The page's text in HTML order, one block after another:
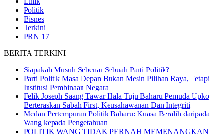
Politik
Bisnes
Terkini
PRN 17
BERITA TERKINI
Siapakah Musuh Sebenar Sebuah Parti Politik?
Parti Politik Masa Depan Bukan Mesin Pilihan Raya, Tetapi
Institusi Pembinaan Negara
Felik Joseph Saang Tawar Hala Tuju Baharu Pemuda Upko
Berteraskan Sabah First, Keusahawanan Dan Integriti
Medan Pertempuran Politik Baharu: Kuasa Beralih daripada
Wang kepada Pengetahuan
POLITIK WANG TIDAK PERNAH MEMENANGKAN